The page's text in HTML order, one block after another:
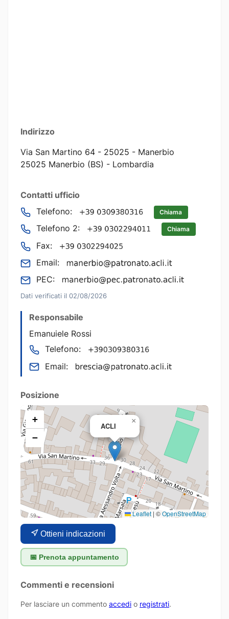
Indirizzo
Via San Martino 64 - 25025 - Manerbio
25025 Manerbio (BS) - Lombardia
Contatti ufficio
Telefono:
Chiama
Telefono 2: Chiama
Fax:
Email:
PEC:
Dati verificati il 02/08/2026
Responsabile
Emanuiele Rossi
Telefono:
Email:
Posizione
ACLI
×
+
−
Leaflet | ©OpenStreetMap
Ottieni indicazioni
📅 Prenota appuntamento
Commenti e recensioni
Per lasciare un commento accedi o registrati.